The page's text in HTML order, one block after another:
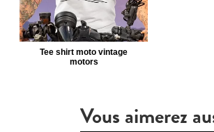
Tee shirt moto vintage
motors
Vous aimerez